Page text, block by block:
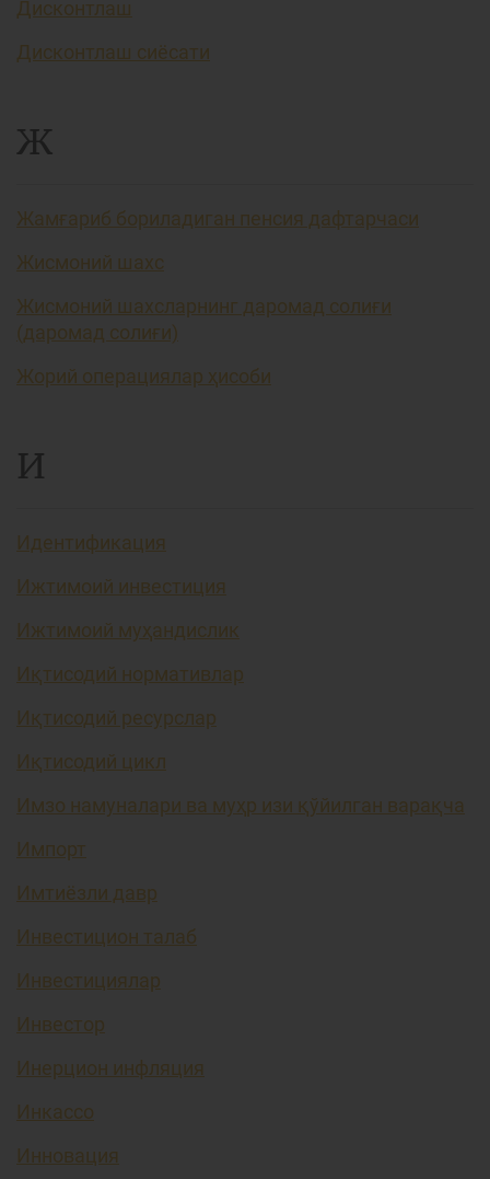
Дисконтлаш
Дисконтлаш сиёсати
Ж
Жамғариб бориладиган пенсия дафтарчаси
Жисмоний шахс
Жисмоний шахсларнинг даромад солиғи
(даромад солиғи)
Жорий операциялар ҳисоби
И
Идентификация
Ижтимоий инвестиция
Ижтимоий муҳандислик
Иқтисодий нормативлар
Иқтисодий ресурслар
Иқтисодий цикл
Имзо намуналари ва муҳр изи қўйилган варақча
Импорт
Имтиёзли давр
Инвестицион талаб
Инвестициялар
Инвестор
Инерцион инфляция
Инкассо
Инновация